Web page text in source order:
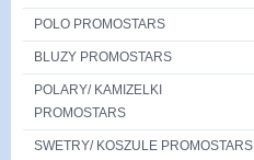
POLO PROMOSTARS
BLUZY PROMOSTARS
POLARY/ KAMIZELKI
PROMOSTARS
SWETRY/ KOSZULE PROMOSTARS